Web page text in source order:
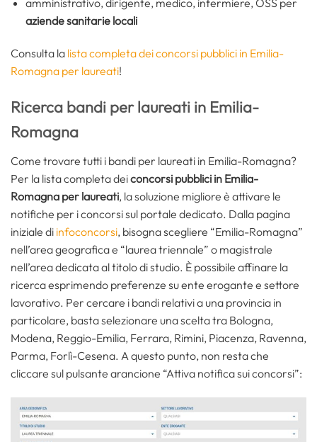
amministrativo, dirigente, medico, infermiere, OSS per
aziende sanitarie locali
Consulta la lista completa dei concorsi pubblici in Emilia-
Romagna per laureati!
Ricerca bandi per laureati in Emilia-
Romagna
Come trovare tutti i bandi per laureati in Emilia-Romagna?
Per la lista completa deiconcorsi pubblici in Emilia-
Romagna per laureati, la soluzione migliore è attivare le
notifiche per i concorsi sul portale dedicato. Dalla pagina
iniziale di infoconcorsi, bisogna scegliere “Emilia-Romagna”
nell’area geografica e “laurea triennale” o magistrale
nell’area dedicata al titolo di studio. È possibile affinare la
ricerca esprimendo preferenze su ente erogante e settore
lavorativo. Per cercare i bandi relativi a una provincia in
particolare, basta selezionare una scelta tra Bologna,
Modena, Reggio-Emilia, Ferrara, Rimini, Piacenza, Ravenna,
Parma, Forlì-Cesena. A questo punto, non resta che
cliccare sul pulsante arancione “Attiva notifica sui concorsi”: